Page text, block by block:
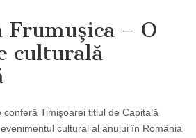
Frumuşica – O
culturală
Timişoarei titlul de Capitală
cultural al anului în România